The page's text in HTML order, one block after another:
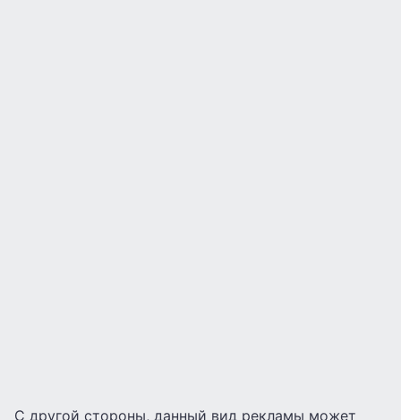
С другой стороны, данный вид рекламы может